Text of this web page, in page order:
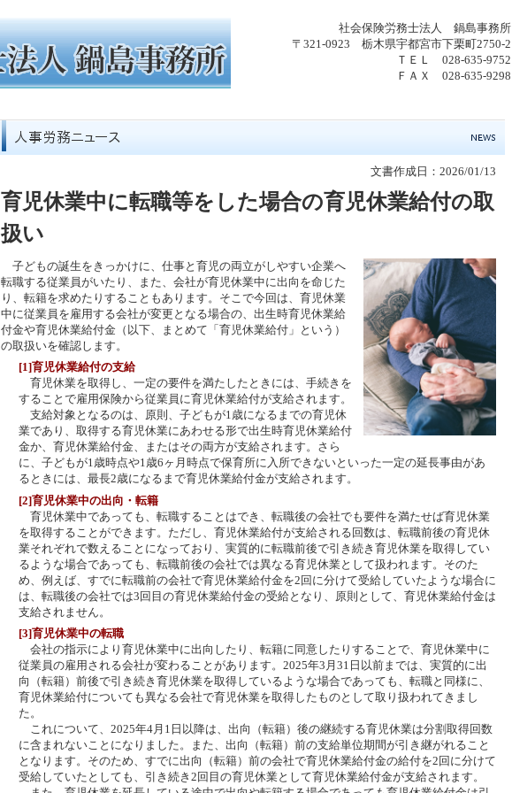
社会保険労務士法人 鍋島事務所
〒321-0923 栃木県宇都宮市下栗町2750-2
ＴＥＬ 028-635-9752
ＦＡＸ 028-635-9298
文書作成日：2026/01/13
育児休業中に転職等をした場合の育児休業給付の取
扱い
子どもの誕生をきっかけに、仕事と育児の両立がしやすい企業へ
転職する従業員がいたり、また、会社が育児休業中に出向を命じた
り、転籍を求めたりすることもあります。そこで今回は、育児休業
中に従業員を雇用する会社が変更となる場合の、出生時育児休業給
付金や育児休業給付金（以下、まとめて「育児休業給付」という）
の取扱いを確認します。
[1]育児休業給付の支給
育児休業を取得し、一定の要件を満たしたときには、手続きを
することで雇用保険から従業員に育児休業給付が支給されます。
支給対象となるのは、原則、子どもが1歳になるまでの育児休
業であり、取得する育児休業にあわせる形で出生時育児休業給付
金か、育児休業給付金、またはその両方が支給されます。さら
に、子どもが1歳時点や1歳6ヶ月時点で保育所に入所できないといった一定の延長事由があ
るときには、最長2歳になるまで育児休業給付金が支給されます。
[2]育児休業中の出向・転籍
育児休業中であっても、転職することはでき、転職後の会社でも要件を満たせば育児休業
を取得することができます。ただし、育児休業給付が支給される回数は、転職前後の育児休
業それぞれで数えることになっており、実質的に転職前後で引き続き育児休業を取得してい
るような場合であっても、転職前後の会社では異なる育児休業として扱われます。そのた
め、例えば、すでに転職前の会社で育児休業給付金を2回に分けて受給していたような場合に
は、転職後の会社では3回目の育児休業給付金の受給となり、原則として、育児休業給付金は
支給されません。
[3]育児休業中の転職
会社の指示により育児休業中に出向したり、転籍に同意したりすることで、育児休業中に
従業員の雇用される会社が変わることがあります。2025年3月31日以前までは、実質的に出
向（転籍）前後で引き続き育児休業を取得しているような場合であっても、転職と同様に、
育児休業給付についても異なる会社で育児休業を取得したものとして取り扱われてきまし
た。
これについて、2025年4月1日以降は、出向（転籍）後の継続する育児休業は分割取得回数
に含まれないことになりました。また、出向（転籍）前の支給単位期間が引き継がれること
となります。そのため、すでに出向（転籍）前の会社で育児休業給付金の給付を2回に分けて
受給していたとしても、引き続き2回目の育児休業として育児休業給付金が支給されます。